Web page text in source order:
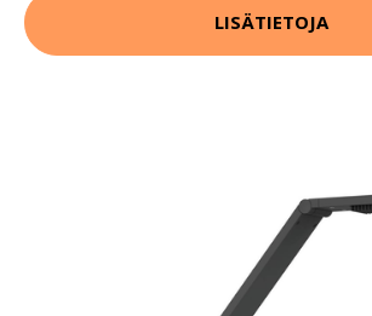
LISÄTIETOJA